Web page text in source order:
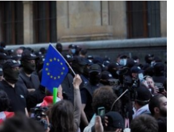
COVID-19
ᲘᲡᲢᲝᲠᲘᲐ
- ᲐᲛᲝᲣᲗᲥᲛᲔᲚᲘ ᲐᲛᲑᲐᲕᲘ
ᲓᲐᲨᲐᲕᲔᲑᲣᲚᲔᲑᲘ
საიტი